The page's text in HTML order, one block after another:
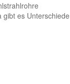
es Unterschiede